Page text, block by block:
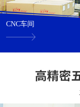
CNC车间